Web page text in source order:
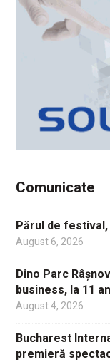
Comunicate
Părul de
August 6, 2026
Dino Parc
business, la 11
August 4, 2026
Bucharest
premieră